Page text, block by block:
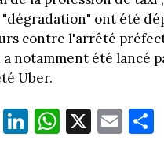
ont été
contre l'arrêté
a notamment été lancé
Uber.
ce
Li
nk
W
ha
X E
m
Pa